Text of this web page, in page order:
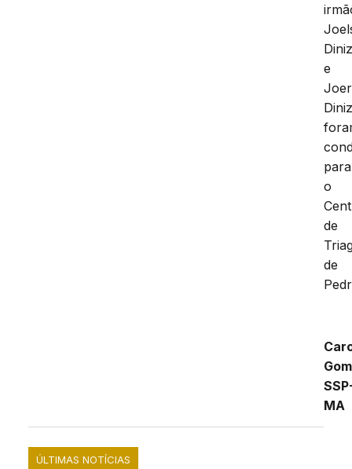
e
para
o
de
de
MA
ÚLTIMAS NOTÍCIAS